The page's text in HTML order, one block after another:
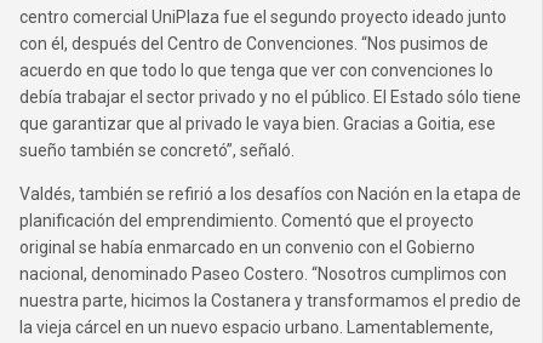
centro comercial UniPlaza fue el segundo proyecto ideado junto
con él, después del Centro de Convenciones. “Nos pusimos de
acuerdo en que todo lo que tenga que ver con convenciones lo
debía trabajar el sector privado y no el público. El Estado sólo tiene
que garantizar que al privado le vaya bien. Gracias a Goitia, ese
sueño también se concretó”, señaló.
Valdés, también se refirió a los desafíos con Nación en la etapa de
planificación del emprendimiento. Comentó que el proyecto
original se había enmarcado en un convenio con el Gobierno
nacional, denominado Paseo Costero. “Nosotros cumplimos con
nuestra parte, hicimos la Costanera y transformamos el predio de
la vieja cárcel en un nuevo espacio urbano. Lamentablemente,